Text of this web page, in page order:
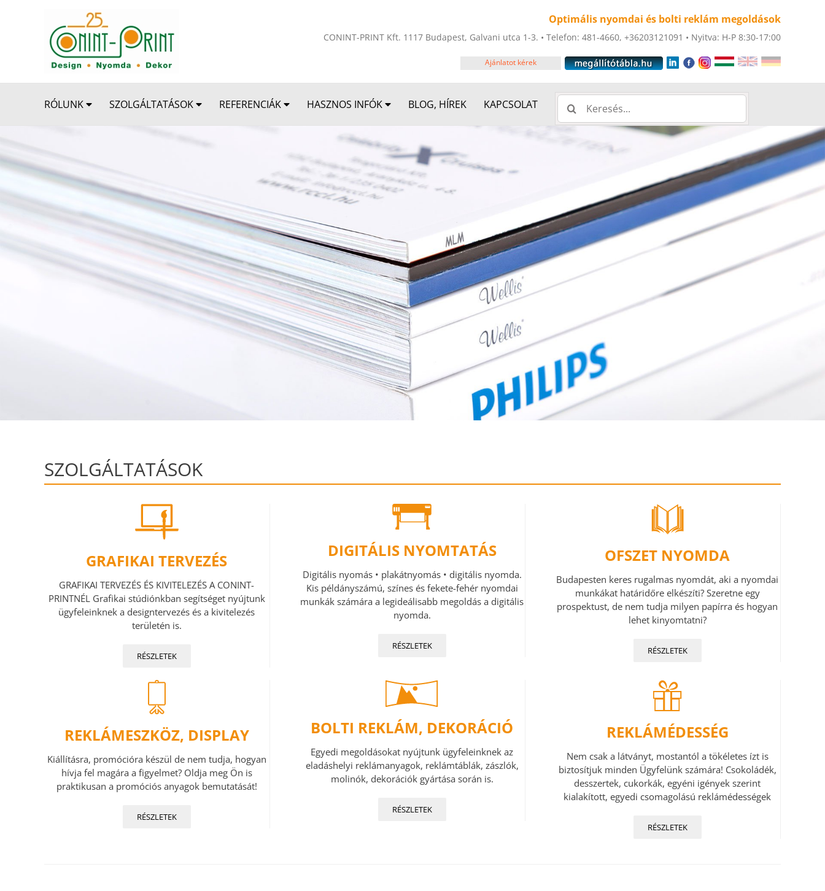
Optimális nyomdai és bolti reklám megoldások
CONINT-PRINT Kft. 1117 Budapest, Galvani utca 1-3. • Telefon: 481-4660, +36203121091 • Nyitva: H-P 8:30-17:00
Ajánlatot kérek
RÓLUNK SZOLGÁLTATÁSOK REFERENCIÁK HASZNOS INFÓK BLOG, HÍREK KAPCSOLAT Keresés...
SZOLGÁLTATÁSOK
GRAFIKAI TERVEZÉS
GRAFIKAI TERVEZÉS ÉS KIVITELEZÉS A CONINT-
PRINTNÉL Grafikai stúdiónkban segítséget nyújtunk
ügyfeleinknek a designtervezés és a kivitelezés
területén is.
RÉSZLETEK
DIGITÁLIS NYOMTATÁS
Digitális nyomás • plakátnyomás • digitális nyomda.
Kis példányszámú, színes és fekete-fehér nyomdai
munkák számára a legideálisabb megoldás a digitális
nyomda.
RÉSZLETEK
OFSZET NYOMDA
Budapesten keres rugalmas nyomdát, aki a nyomdai
munkákat határidőre elkészíti? Szeretne egy
prospektust, de nem tudja milyen papírra és hogyan
lehet kinyomtatni?
RÉSZLETEK
REKLÁMESZKÖZ, DISPLAY
Kiállításra, promócióra készül de nem tudja, hogyan
hívja fel magára a figyelmet? Oldja meg Ön is
praktikusan a promóciós anyagok bemutatását!
RÉSZLETEK
BOLTI REKLÁM, DEKORÁCIÓ
Egyedi megoldásokat nyújtunk ügyfeleinknek az
eladáshelyi reklámanyagok, reklámtáblák, zászlók,
molinók, dekorációk gyártása során is.
RÉSZLETEK
REKLÁMÉDESSÉG
Nem csak a látványt, mostantól a tökéletes ízt is
biztosítjuk minden Ügyfelünk számára! Csokoládék,
desszertek, cukorkák, egyéni igények szerint
kialakított, egyedi csomagolású reklámédességek
RÉSZLETEK